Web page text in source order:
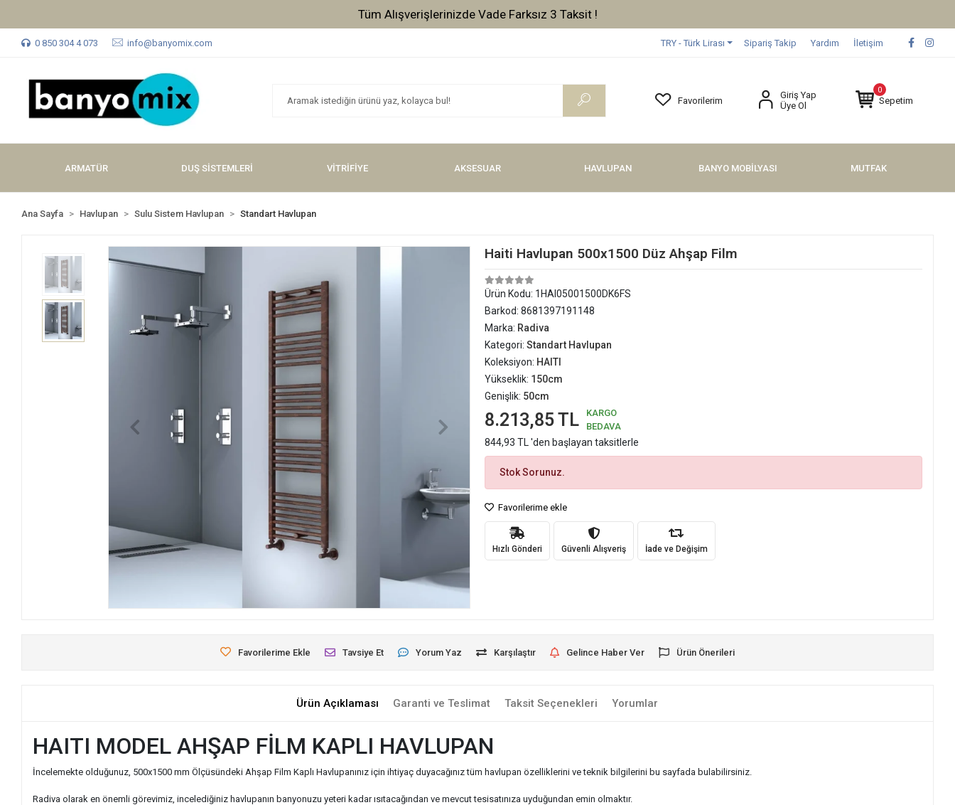
Tüm Alışverişlerinizde Vade Farksız 3 Taksit !
0 850 304 4 073 info@banyomix.com TRY - Türk Lirası Sipariş Takip Yardım İletişim
Favorilerim
Giriş Yap
Üye Ol
0
Sepetim
ARMATÜR DUŞ SİSTEMLERİ VİTRİFİYE AKSESUAR HAVLUPAN BANYO MOBİLYASI MUTFAK
Ana Sayfa Havlupan Sulu Sistem Havlupan Standart Havlupan
Haiti Havlupan 500x1500 Düz Ahşap Film
Ürün Kodu: 1HAI05001500DK6FS
Barkod: 8681397191148
Marka: Radiva
Kategori: Standart Havlupan
Koleksiyon: HAITI
Yükseklik: 150cm
Genişlik: 50cm
8.213,85 TL
KARGO
BEDAVA
844,93 TL 'den başlayan taksitlerle
Stok Sorunuz.
Favorilerime ekle
Hızlı Gönderi Güvenli Alışveriş İade ve Değişim
Favorilerime Ekle Tavsiye Et Yorum Yaz Karşılaştır Gelince Haber Ver Ürün Önerileri
Ürün Açıklaması Garanti ve Teslimat Taksit Seçenekleri Yorumlar
HAITI MODEL AHŞAP FİLM KAPLI HAVLUPAN
İncelemekte olduğunuz, 500x1500 mm Ölçüsündeki Ahşap Film Kaplı Havlupanınız için ihtiyaç duyacağınız tüm havlupan özelliklerini ve teknik bilgilerini bu sayfada bulabilirsiniz.
Radiva olarak en önemli görevimiz, incelediğiniz havlupanın banyonuzu yeteri kadar ısıtacağından ve mevcut tesisatınıza uyduğundan emin olmaktır.